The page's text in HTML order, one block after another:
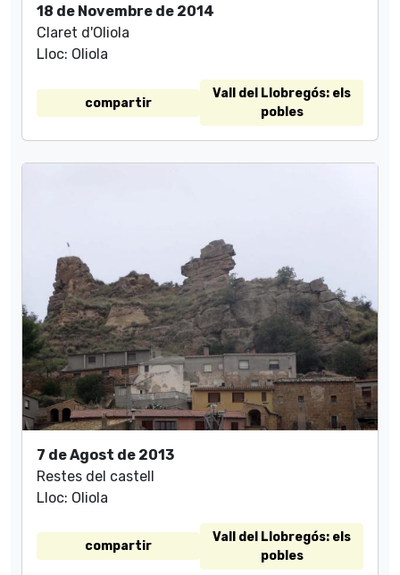
18 de Novembre de 2014
Claret d'Oliola
Lloc: Oliola
compartir
Vall del Llobregós: els
pobles
7 de Agost de 2013
Restes del castell
Lloc: Oliola
compartir
Vall del Llobregós: els
pobles